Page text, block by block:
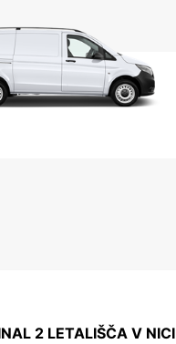
2 LETALIŠČA V NICI